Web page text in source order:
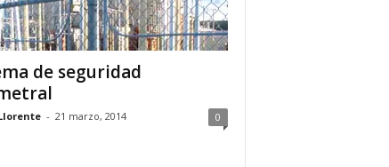
de seguridad
- 21 marzo, 2014 0